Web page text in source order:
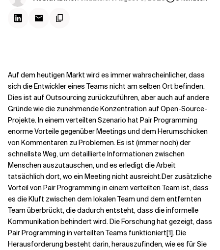
Verwandte Themen
Auf dem heutigen Markt wird es immer wahrscheinlicher, dass
sich die Entwickler eines Teams nicht am selben Ort befinden.
Dies ist auf Outsourcing zurückzuführen, aber auch auf andere
Gründe wie die zunehmende Konzentration auf Open-Source-
Projekte. In einem verteilten Szenario hat Pair Programming
enorme Vorteile gegenüber Meetings und dem Herumschicken
von Kommentaren zu Problemen. Es ist (immer noch) der
schnellste Weg, um detaillierte Informationen zwischen
Menschen auszutauschen, und es erledigt die Arbeit
tatsächlich dort, wo ein Meeting nicht ausreicht.Der zusätzliche
Vorteil von Pair Programming in einem verteilten Team ist, dass
es die Kluft zwischen dem lokalen Team und dem entfernten
Team überbrückt, die dadurch entsteht, dass die informelle
Kommunikation behindert wird. Die Forschung hat gezeigt, dass
Pair Programming in verteilten Teams funktioniert[1]. Die
Herausforderung besteht darin, herauszufinden, wie es für Sie